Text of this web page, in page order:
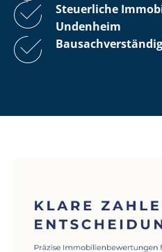
Steuerliche
Undenheim